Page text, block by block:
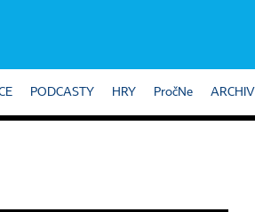
PODCASTY HRY PročNe ARCHIV